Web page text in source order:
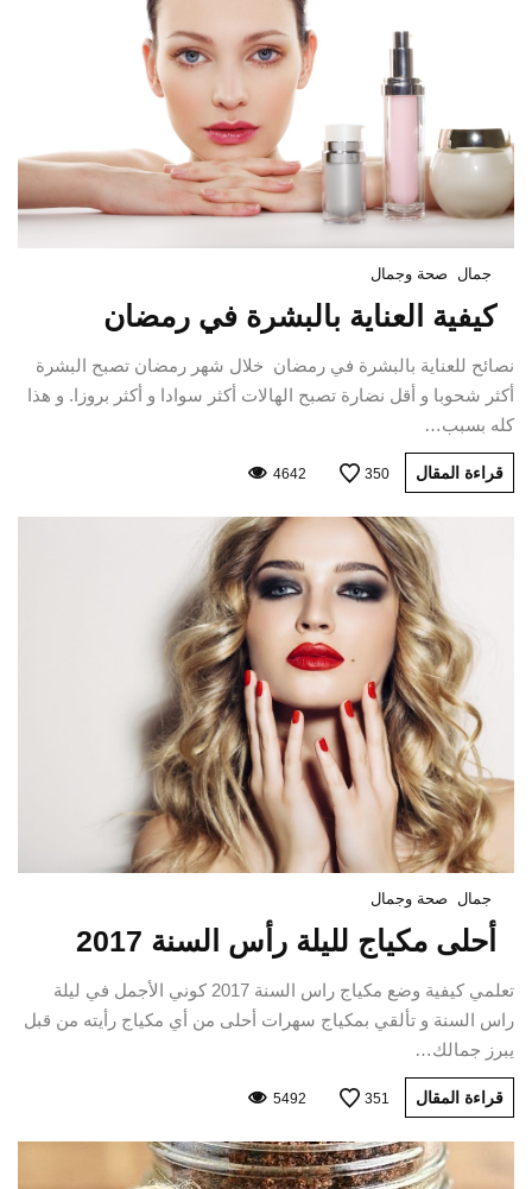
جمال صحة وجمال
كيفية العناية بالبشرة في رمضان
نصائح للعناية بالبشرة في رمضان خلال شهر رمضان تصبح البشرة
أكثر شحوبا و أقل نضارة تصبح الهالات أكثر سوادا و أكثر بروزا. و هذا
كله بسبب…
قراءة المقال 350
4642
جمال صحة وجمال
أحلى مكياج لليلة رأس السنة 2017
تعلمي كيفية وضع مكياج راس السنة 2017 كوني الأجمل في ليلة
راس السنة و تألقي بمكياج سهرات أحلى من أي مكياج رأيته من قبل
يبرز جمالك…
قراءة المقال 351
5492